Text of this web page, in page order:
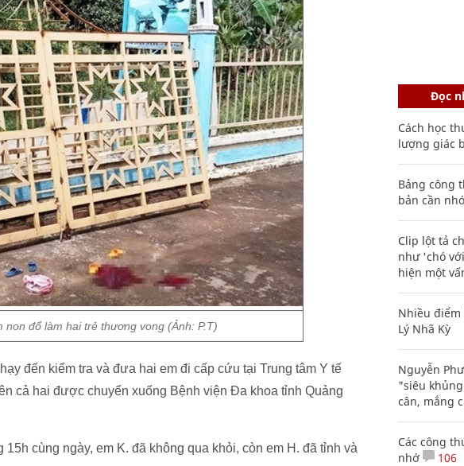
non đổ làm hai trẻ thương vong (Ảnh: P.T)
đến kiểm tra và đưa hai em đi cấp cứu tại Trung tâm Y tế
cả hai được chuyển xuống Bệnh viện Đa khoa tỉnh Quảng
cùng ngày, em K. đã không qua khỏi, còn em H. đã tỉnh và
Đọc
Cách học
lượng giác
Bảng công
bản cần
Clip lột tả
như 'chó
hiện một
Nhiều
Lý Nhã Kỳ
Nguyễn
"siêu
cân, mắng
Các công
nhớ
106